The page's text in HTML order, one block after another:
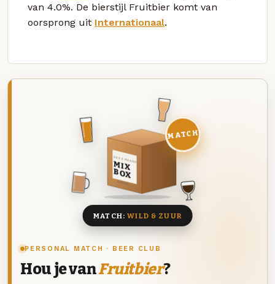
van 4.0%. De bierstijl Fruitbier komt van
oorsprong uit Internationaal.
PERSONAL MATCH · BEER CLUB
Hou je vanFruitbier?
DEZE MAAND
MIX
BOX
8 BIEREN
MATCH
MATCH:WILD & ZUUR